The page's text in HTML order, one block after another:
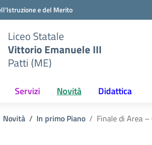
e del Merito
Liceo Statale
Vittorio Emanuele III
Patti (ME)
Servizi Novità Didattica
Novità In primo Piano Finale di Area